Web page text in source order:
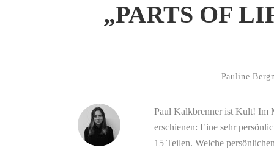
„PARTS OF
Pauline
Paul Kalkbrenner ist Kult! Im
erschienen: Eine sehr
15 Teilen. Welche